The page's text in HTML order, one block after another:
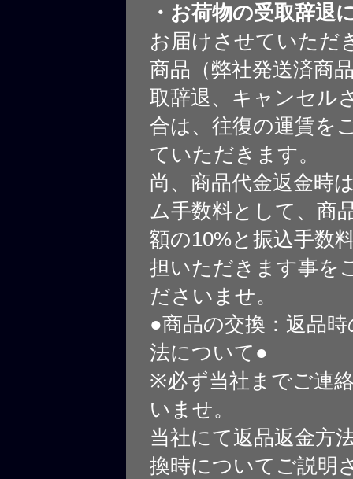
・お荷物の受取辞退
お届けさせていただ
商品（弊社発送済商
取辞退、キャンセル
合は、往復の運賃を
ていただきます。
尚、商品代金返金時
ム手数料として、商
額の10%と振込手数
担いただきます事を
ださいませ。
●商品の交換：返品
法について●
※必ず当社までご連
いませ。
当社にて返品返金方
換時についてご説明